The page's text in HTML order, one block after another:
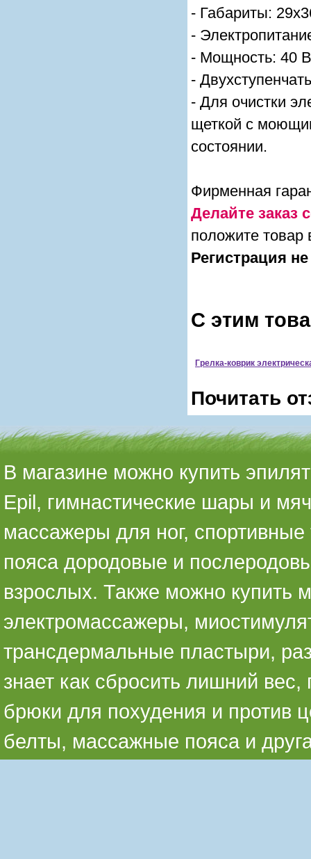
- Габариты:
-
- Мощность: 40
-
- Для очистки
щеткой с
состоянии.
Фирменная
Делайте заказ
положите товар
Регистрация
С этим
Грелка-коврик
Почитать
В магазине можно купить
Epil, гимнастические шары и
массажеры для ног,
пояса дородовые и
взрослых. Также можно купить
электромассажеры,
трансдермальные пластыри,
знает как сбросить лишний
брюки для похудения и против
белты, массажные пояса и